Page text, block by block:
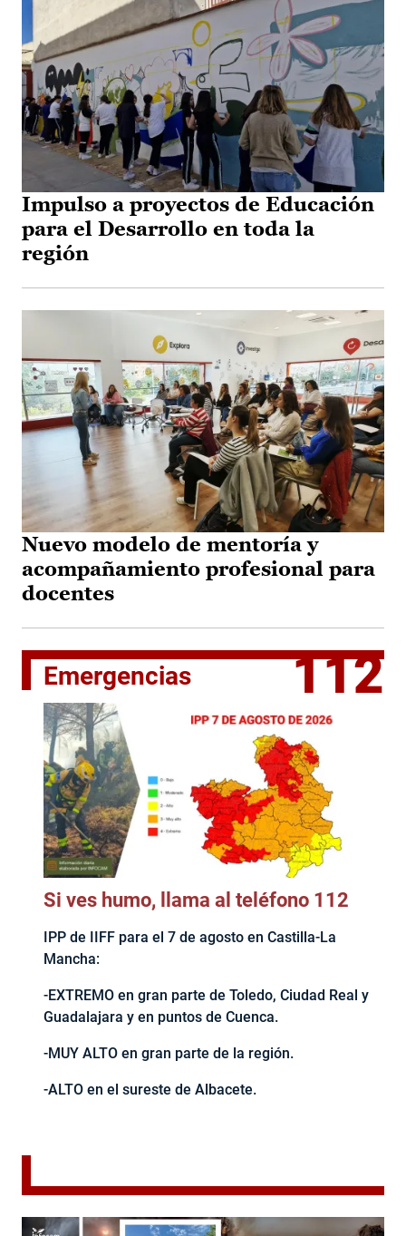
Impulso a proyectos de Educación
para el Desarrollo en toda la
región
Nuevo modelo de mentoría y
acompañamiento profesional para
docentes
Emergencias 112
Si ves humo, llama al teléfono 112
IPP de IIFF para el 7 de agosto en Castilla-La
Mancha:
-EXTREMO en gran parte de Toledo, Ciudad Real y
Guadalajara y en puntos de Cuenca.
-MUY ALTO en gran parte de la región.
-ALTO en el sureste de Albacete.